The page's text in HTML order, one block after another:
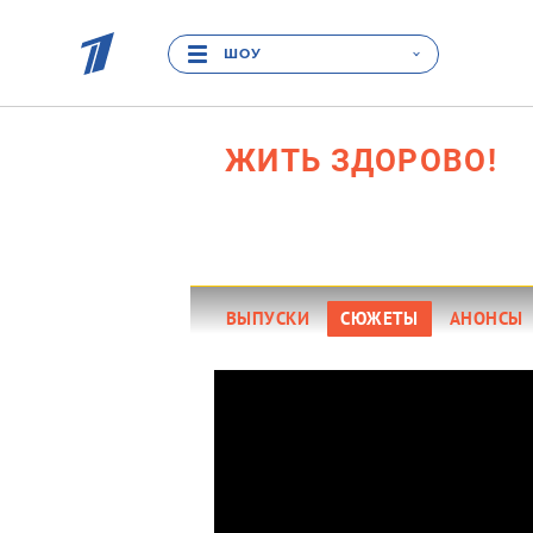
ШОУ
ЖИТЬ ЗДОРОВО!
ВЫПУСКИ СЮЖЕТЫ АНОНСЫ